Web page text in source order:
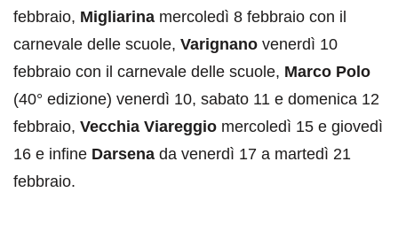
febbraio, Migliarina mercoledì 8 febbraio con il
carnevale delle scuole, Varignano venerdì 10
febbraio con il carnevale delle scuole, Marco Polo
(40° edizione) venerdì 10, sabato 11 e domenica 12
febbraio, Vecchia Viareggio mercoledì 15 e giovedì
16 e infine Darsena da venerdì 17 a martedì 21
febbraio.